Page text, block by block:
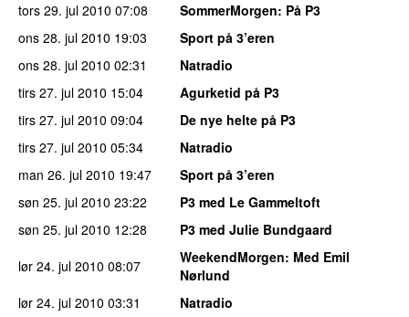
tors 29. jul 2010 07:08 SommerMorgen: På P3
ons 28. jul 2010 19:03
Sport på 3’eren
ons 28. jul 2010 02:31
Natradio
tirs 27. jul 2010 15:04
Agurketid på P3
tirs 27. jul 2010 09:04
De nye helte på P3
tirs 27. jul 2010 05:34
Natradio
man 26. jul 2010 19:47
Sport på 3’eren
søn 25. jul 2010 23:22
P3 med Le Gammeltoft
søn 25. jul 2010 12:28
P3 med Julie Bundgaard
lør 24. jul 2010 08:07 WeekendMorgen: Med Emil
Nørlund
lør 24. jul 2010 03:31
Natradio